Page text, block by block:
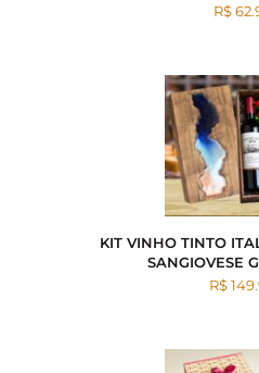
R$
KIT VINHO TINTO
SANGIOVESE
R$